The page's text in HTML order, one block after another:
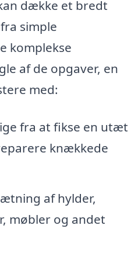
dække et bredt
simple
komplekse
af de opgaver, en
med:
fra at fikse en utæt
knækkede
af hylder,
møbler og andet